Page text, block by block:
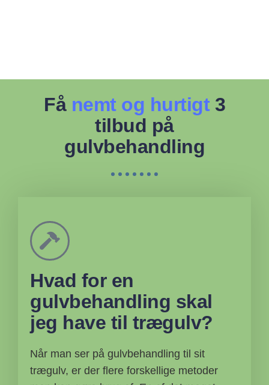
Få nemt og hurtigt3
tilbud på
gulvbehandling
Hvad for en
gulvbehandling skal
jeg have til trægulv?
Når man ser på gulvbehandling til sit
trægulv, er der flere forskellige metoder